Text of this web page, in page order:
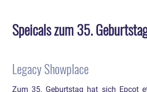
Speicals zum 35.
Legacy Showplace
Zum 35. Geburtstag hat sich Epcot